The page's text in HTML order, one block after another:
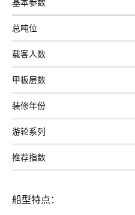
基本参数
总吨位
载客人数
甲板层数
装修年份
游轮系列
推荐指数
船型特点：